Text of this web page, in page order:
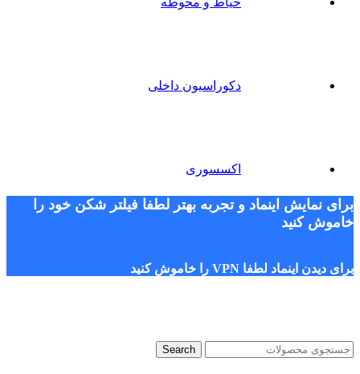
دکوراسیون داخلی
اکسسوری
برای نمایش اینماد و تجربه بهتر لطفا فیلتر شکن خود را
خاموش کنید
برای دیدن اینماد لطفا VPN را خاموش کنید
Search